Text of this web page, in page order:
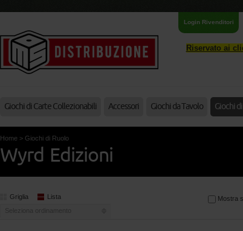
Login Rivenditori
Riservato ai
Giochi di Carte Collezionabili Accessori Giochi da Tavolo Giochi
Home > Giochi di Ruolo
Wyrd Edizioni
Mostra
Griglia Lista